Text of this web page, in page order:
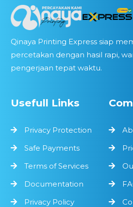
Qinaya Printing Express siap
percetakan dengan hasil rapi,
pengerjaan tepat waktu.
Usefull Links
Privacy Protection
Safe Payments
Terms of Services
Documentation
Privacy Policy